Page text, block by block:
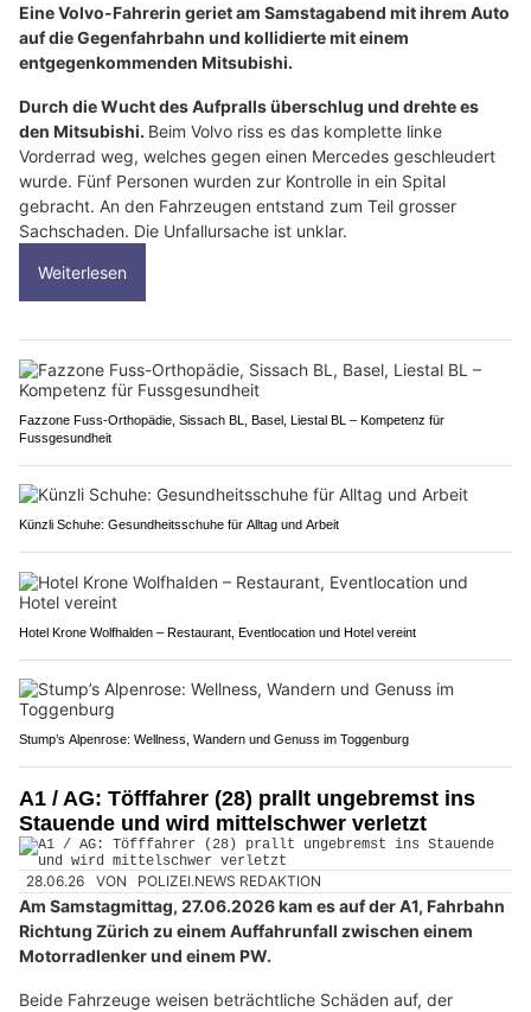
Eine Volvo-Fahrerin geriet am Samstagabend mit ihrem Auto
auf die Gegenfahrbahn und kollidierte mit einem
entgegenkommenden Mitsubishi.
Durch die Wucht des Aufpralls überschlug und drehte es
den Mitsubishi. Beim Volvo riss es das komplette linke
Vorderrad weg, welches gegen einen Mercedes geschleudert
wurde. Fünf Personen wurden zur Kontrolle in ein Spital
gebracht. An den Fahrzeugen entstand zum Teil grosser
Sachschaden. Die Unfallursache ist unklar.
Weiterlesen
Fazzone Fuss-Orthopädie, Sissach BL, Basel, Liestal BL – Kompetenz für
Fussgesundheit
Künzli Schuhe: Gesundheitsschuhe für Alltag und Arbeit
Hotel Krone Wolfhalden – Restaurant, Eventlocation und Hotel vereint
Stump’s Alpenrose: Wellness, Wandern und Genuss im Toggenburg
A1 / AG: Töfffahrer (28) prallt ungebremst ins
Stauende und wird mittelschwer verletzt
28.06.26 VON POLIZEI.NEWS REDAKTION
Am Samstagmittag, 27.06.2026 kam es auf der A1, Fahrbahn
Richtung Zürich zu einem Auffahrunfall zwischen einem
Motorradlenker und einem PW.
Beide Fahrzeuge weisen beträchtliche Schäden auf, der